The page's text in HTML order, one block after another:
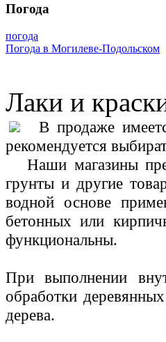
Погода
погода
Погода в Могилеве-Подольском
Лаки и
В продаже
рекомендуется
Наши магазины
грунты и другие
водной основе
бетонных или
функциональны.
При выполнении
обработки
дерева.